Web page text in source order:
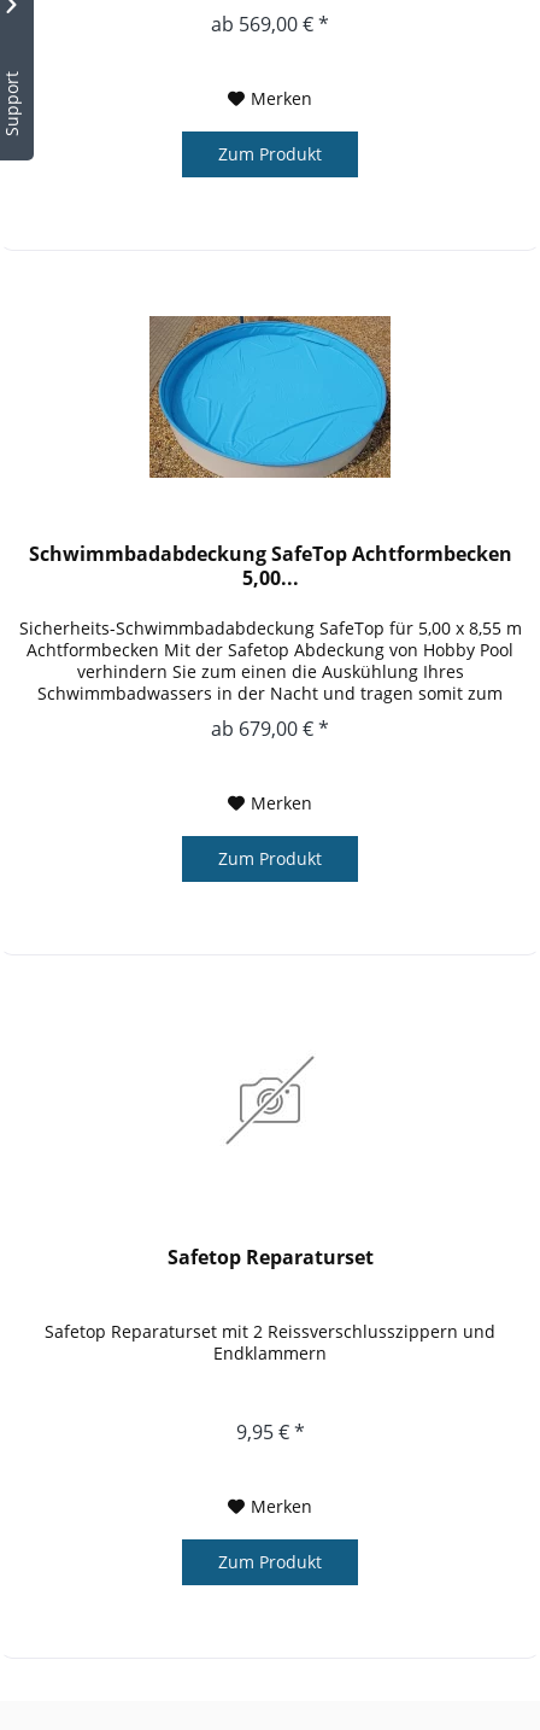
Support
Umweltschutz bei und...
ab 569,00 € *
Merken
Zum Produkt
Schwimmbadabdeckung SafeTop Achtformbecken
5,00...
Sicherheits-Schwimmbadabdeckung SafeTop für 5,00 x 8,55 m
Achtformbecken Mit der Safetop Abdeckung von Hobby Pool
verhindern Sie zum einen die Auskühlung Ihres
Schwimmbadwassers in der Nacht und tragen somit zum
ab 679,00 € *
Merken
Zum Produkt
Safetop Reparaturset
Safetop Reparaturset mit 2 Reissverschlusszippern und
Endklammern
9,95 € *
Merken
Zum Produkt